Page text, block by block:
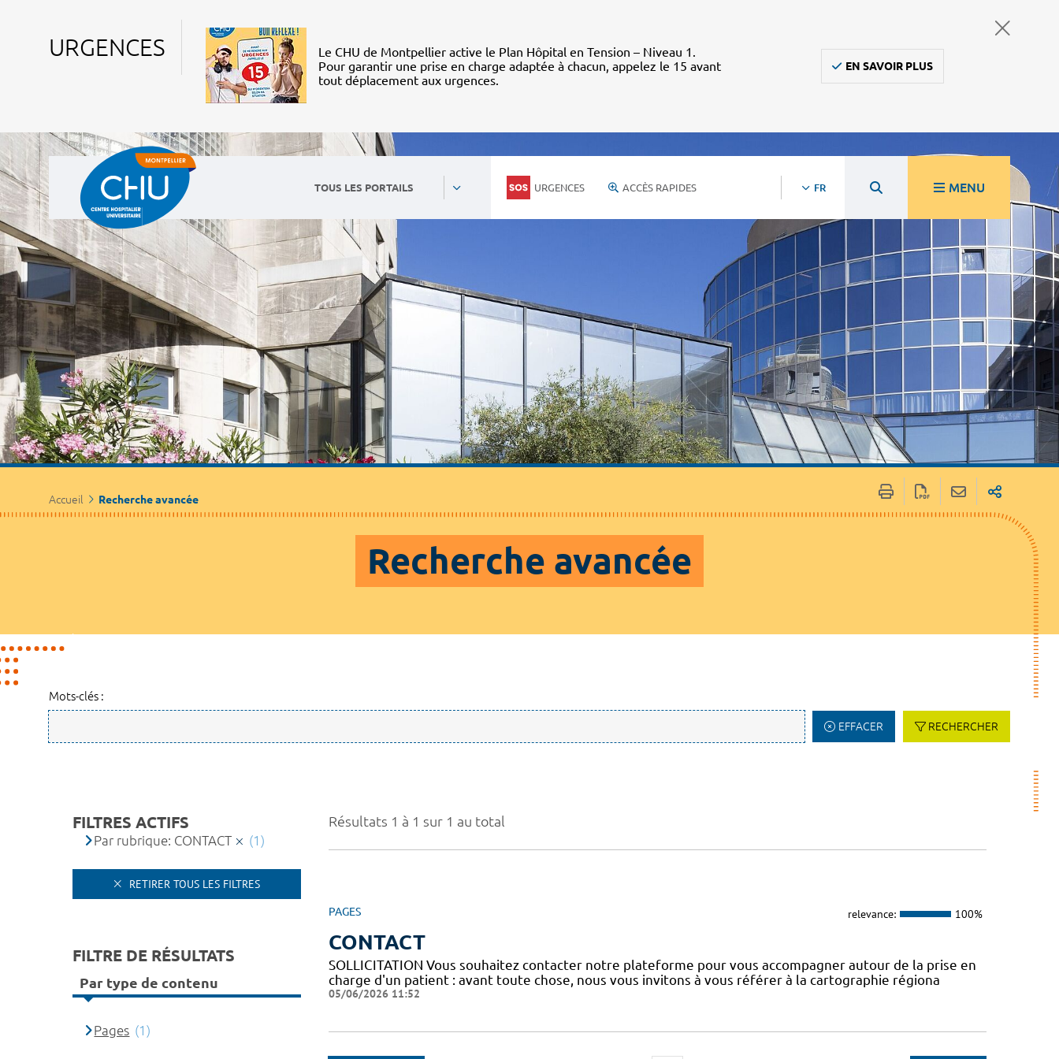
URGENCES
Le CHU de Montpellier active le Plan Hôpital en Tension – Niveau 1.
Pour garantir une prise en charge adaptée à chacun, appelez le 15 avant
tout déplacement aux urgences.
EN SAVOIR PLUS
TOUS LES PORTAILS URGENCES ACCÈS RAPIDES FR MENU
Accueil Recherche avancée
Recherche avancée
Mots-clés :
EFFACER RECHERCHER
Résultats 1 à 1 sur 1 au total
PAGES relevance: 100%
CONTACT
SOLLICITATION Vous souhaitez contacter notre plateforme pour vous accompagner autour de la prise en
charge d'un patient : avant toute chose, nous vous invitons à vous référer à la cartographie régiona
05/06/2026 11:52
FILTRES ACTIFS
Par rubrique: CONTACT (1)
RETIRER TOUS LES FILTRES
FILTRE DE RÉSULTATS
Par type de contenu
Pages (1)